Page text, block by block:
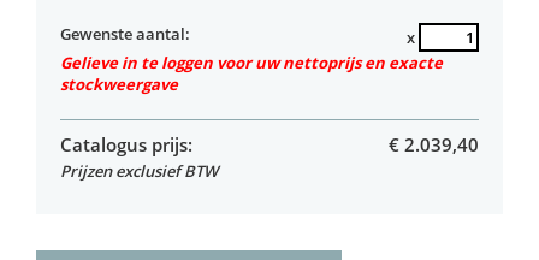
Gewenste aantal:
x
Gelieve in te loggen voor uw nettoprijs en exacte
stockweergave
Catalogus prijs:
Prijzen exclusief BTW
€ 2.039,40